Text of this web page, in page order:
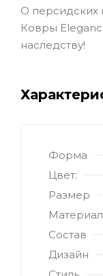
О персидских
Ковры
наследству!
Форма
Цвет:
Размер
Материал
Состав
Дизайн